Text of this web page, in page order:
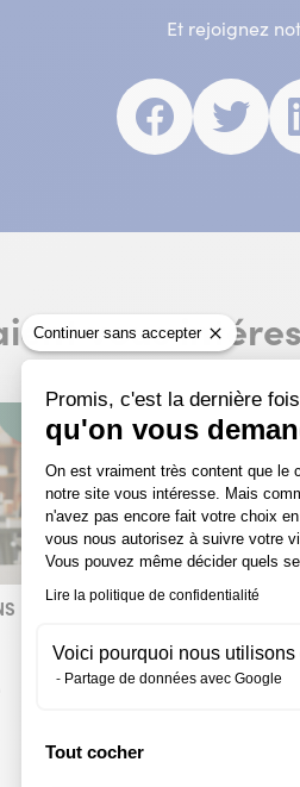
Continuer sans accepter
Promis, c'est la dernière fois
qu'on vous
Plateforme de
On est vraiment très content que le
notre site vous intéresse. Mais
n'avez pas encore fait votre choix
vous nous autorisez à suivre votre
Vous pouvez même décider quels
Lire la politique de confidentialité
Voici pourquoi nous utilisons
Partage de données avec Google
Tout cocher
Et rejoignez
fenêtre)
vous
Comment
?